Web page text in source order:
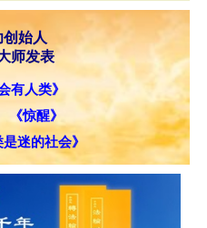
始人
师发表
有人类》
《惊醒》
是迷的社会》